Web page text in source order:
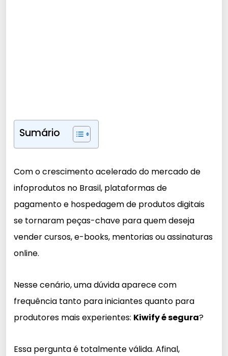
Sumário
Com o crescimento acelerado do mercado de
infoprodutos no Brasil, plataformas de
pagamento e hospedagem de produtos digitais
se tornaram peças-chave para quem deseja
vender cursos, e-books, mentorias ou assinaturas
online.
Nesse cenário, uma dúvida aparece com
frequência tanto para iniciantes quanto para
produtores mais experientes: Kiwify é segura?
Essa pergunta é totalmente válida. Afinal,